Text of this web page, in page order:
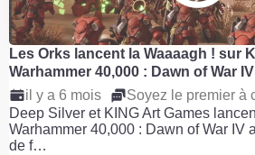
Les Orks lancent la Waaaagh ! sur
Warhammer 40,000 : Dawn of War IV
il y a 6 mois
Soyez le premier à
Deep Silver et KING Art Games
Warhammer 40,000 : Dawn of War IV
de f…